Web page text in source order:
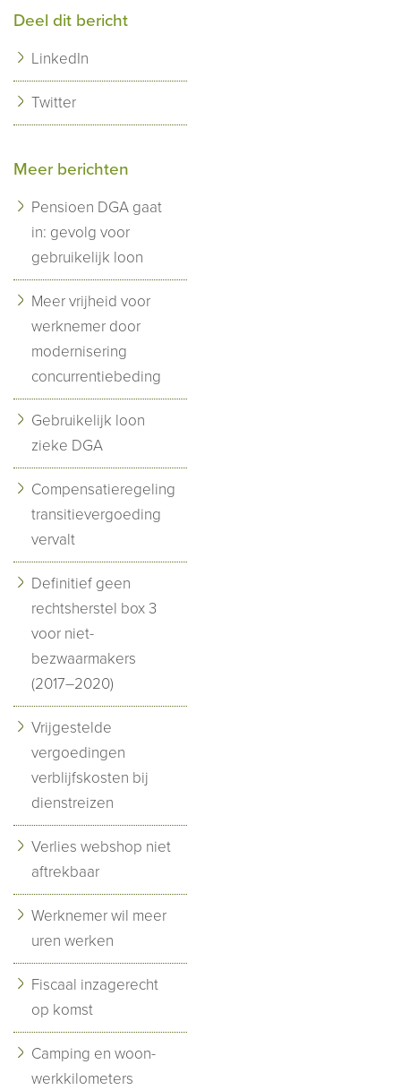
Deel dit bericht
LinkedIn
Twitter
Meer berichten
Pensioen DGA gaat
in: gevolg voor
gebruikelijk loon
Meer vrijheid voor
werknemer door
modernisering
concurrentiebeding
Gebruikelijk loon
zieke DGA
Compensatieregeling
transitievergoeding
vervalt
Definitief geen
rechtsherstel box 3
voor niet-
bezwaarmakers
(2017–2020)
Vrijgestelde
vergoedingen
verblijfskosten bij
dienstreizen
Verlies webshop niet
aftrekbaar
Werknemer wil meer
uren werken
Fiscaal inzagerecht
op komst
Camping en woon-
werkkilometers